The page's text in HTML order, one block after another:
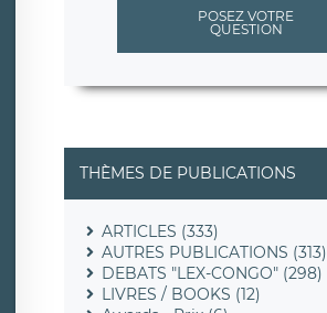
POSEZ VOTRE
QUESTION
THÈMES DE PUBLICATIONS
ARTICLES (333)
AUTRES PUBLICATIONS (313)
DEBATS "LEX-CONGO" (298)
LIVRES / BOOKS (12)